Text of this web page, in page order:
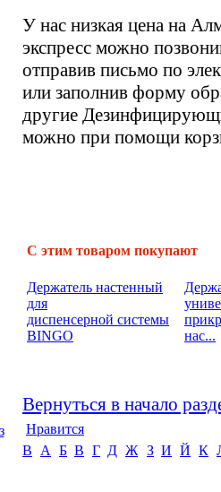
У нас низкая цена на
экспресс можно
отправив письмо по
или заполнив форму
другие
можно при помощи
С этим товаром покупают
Держатель настенный
для
диспенсерной системы
BINGO
нас...
Вернуться в начало
Нравится
B
А Б В Г Д Ж З И Й К